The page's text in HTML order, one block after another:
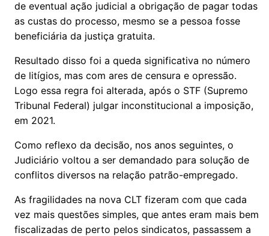
de eventual ação judicial a obrigação de pagar todas
as custas do processo, mesmo se a pessoa fosse
beneficiária da justiça gratuita.
Resultado disso foi a queda significativa no número
de litígios, mas com ares de censura e opressão.
Logo essa regra foi alterada, após o STF (Supremo
Tribunal Federal) julgar inconstitucional a imposição,
em 2021.
Como reflexo da decisão, nos anos seguintes, o
Judiciário voltou a ser demandado para solução de
conflitos diversos na relação patrão-empregado.
As fragilidades na nova CLT fizeram com que cada
vez mais questões simples, que antes eram mais bem
fiscalizadas de perto pelos sindicatos, passassem a